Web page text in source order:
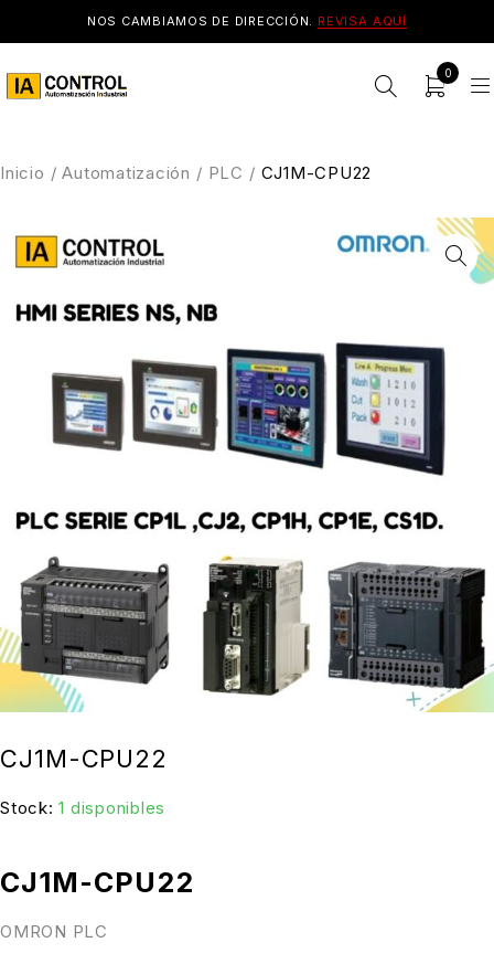
NOS CAMBIAMOS DE DIRECCIÓN. REVISA AQUÍ
0
Inicio / Automatización / PLC / CJ1M-CPU22
CJ1M-CPU22
Stock: 1 disponibles
CJ1M-CPU22
OMRON PLC